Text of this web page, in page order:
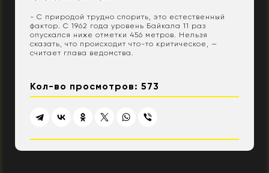
- С природой трудно спорить, это естественный
фактор. С 1962 года уровень Байкала 11 раз
опускался ниже отметки 456 метров. Нельзя
сказать, что происходит что-то критическое, —
считает глава ведомства.
Кол-во просмотров: 573